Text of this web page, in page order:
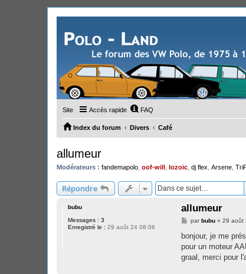
Site Accès rapide FAQ
Index du forum Divers Café
allumeur
Modérateurs : fandemapolo oof-will lozoic dj flex Arsene
Répondre
bubu
Messages : 3
Enregistré le : 29 août 24 08:06
allumeur
M
s
a
g
parbubu» 29 août
bonjour, je me
pour un moteur
graal, merci pour